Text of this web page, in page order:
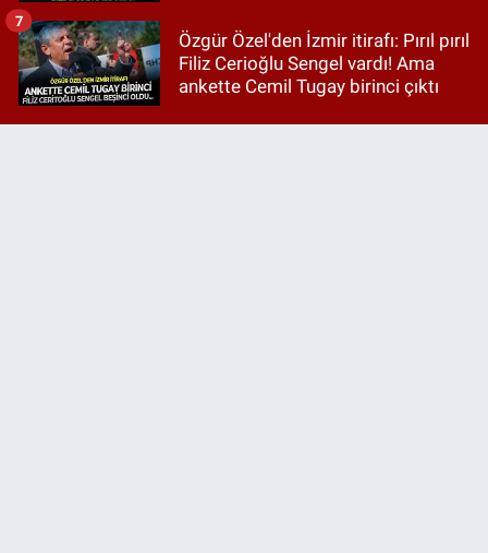
Özgür Özel'den İzmir itirafı: Pırıl pırıl
Filiz Cerioğlu Sengel vardı! Ama
ankette Cemil Tugay birinci çıktı
7